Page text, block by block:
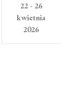
22 - 26
kwietnia
2026